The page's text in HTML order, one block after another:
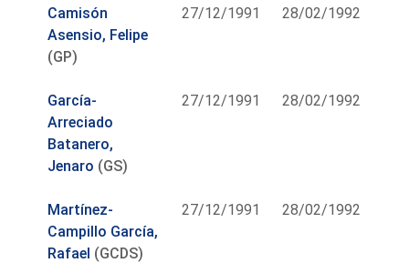
Camisón
Asensio, Felipe
(GP)
27/12/1991 28/02/1992
García-
Arreciado
Batanero,
Jenaro (GS)
27/12/1991 28/02/1992
Martínez-
Campillo García,
Rafael (GCDS)
27/12/1991 28/02/1992